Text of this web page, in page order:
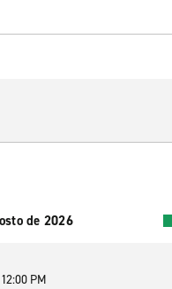
de 2026
PM